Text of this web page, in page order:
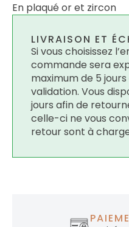
En plaqué or et zircon
LIVRAISON ET
Si vous choisissez
commande sera
maximum de 5
validation. Vous
jours afin de
celle-ci ne vous
retour sont à